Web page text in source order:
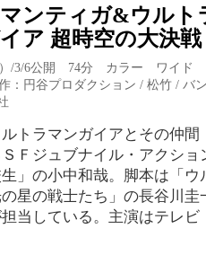
ンティガ&ウル
ア 超時空の大決戦
）/3/6公開 74分 カラー ワイド
円谷プロダクション / 松竹 / バ
トラマンガイアとその仲
Ｆジュブナイル・アクシ
生」の小中和哉。脚本は「
星の戦士たち」の長谷川圭
当している。主演はテレ